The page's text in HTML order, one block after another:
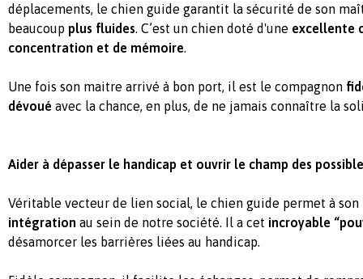
déplacements, le chien guide garantit la sécurité de son
beaucoup plus fluides. C’est un chien doté d'une excellente
concentration et de mémoire.
Une fois son maitre arrivé à bon port, il est le compagnon
dévoué avec la chance, en plus, de ne jamais connaître la
Aider à dépasser le handicap et ouvrir le champ des
Véritable vecteur de lien social, le chien guide permet à
intégration au sein de notre société. Il a cet incroyable
désamorcer les barrières liées au handicap.